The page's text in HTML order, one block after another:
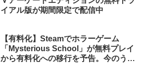
イアル版が期間限定で配信中
【有料化】Steamでホラーゲーム
「Mysterious School」が無料プレイ
から有料化への移行を予告。今のうち